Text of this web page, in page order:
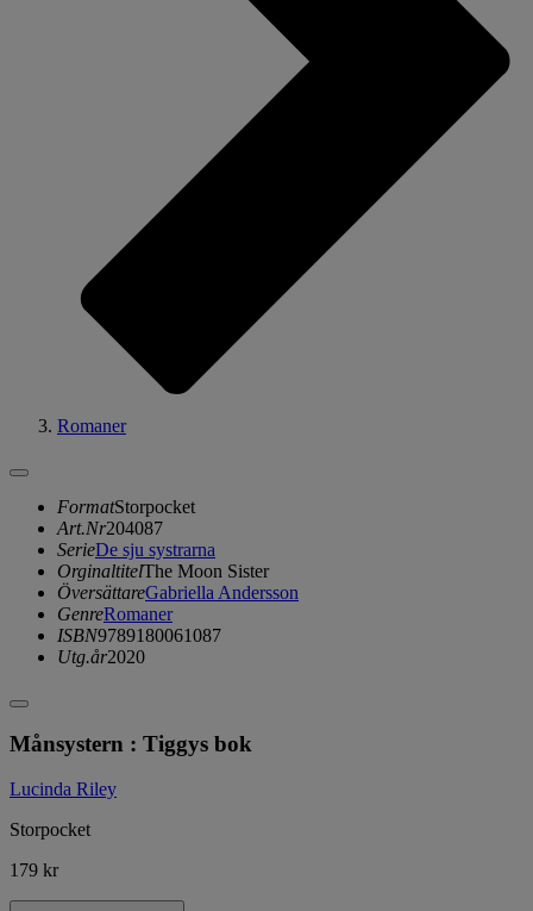
Romaner
FormatStorpocket
Art.Nr204087
SerieDe sju systrarna
OrginaltitelThe Moon Sister
ÖversättareGabriella Andersson
GenreRomaner
ISBN9789180061087
Utg.år2020
Månsystern : Tiggys bok
Lucinda Riley
Storpocket
179 kr